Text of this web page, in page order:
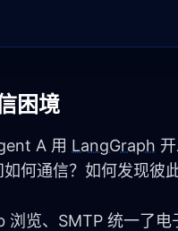
困境
A 用 LangGraph 开
何通信？如何发现彼
浏览、SMTP 统一了电